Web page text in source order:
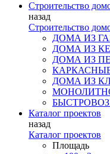
Строительство
назад
Строительство
ДОМА ИЗ
ДОМА ИЗ
ДОМА ИЗ
ДОМА ИЗ
Каталог проектов
назад
Каталог проектов
Площадь